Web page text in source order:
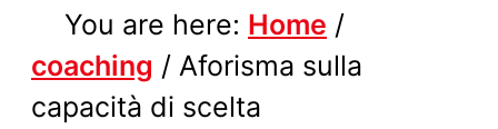
You are here: Home /
coaching / Aforisma sulla
capacità di scelta